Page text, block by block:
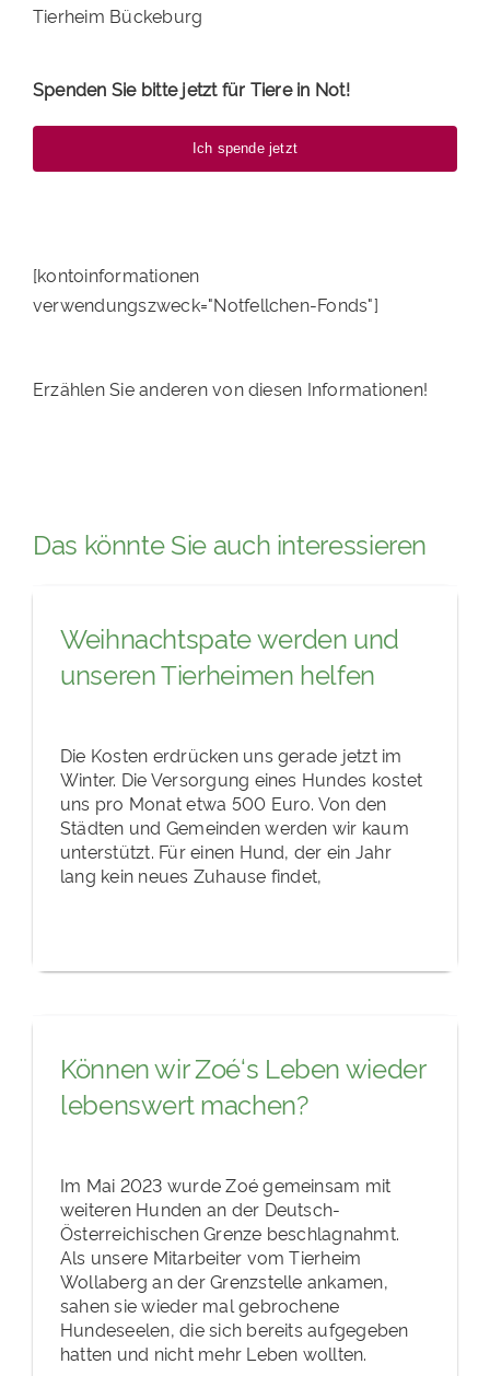
Tierheim Bückeburg
Spenden Sie bitte jetzt für Tiere in Not!
Ich spende jetzt
[kontoinformationen
verwendungszweck="Notfellchen-Fonds"]
Erzählen Sie anderen von diesen Informationen!
Das könnte Sie auch interessieren
Weihnachtspate werden und
unseren Tierheimen helfen
Die Kosten erdrücken uns gerade jetzt im
Winter. Die Versorgung eines Hundes kostet
uns pro Monat etwa 500 Euro. Von den
Städten und Gemeinden werden wir kaum
unterstützt. Für einen Hund, der ein Jahr
lang kein neues Zuhause findet,
Können wir Zoé‘s Leben wieder
lebenswert machen?
Im Mai 2023 wurde Zoé gemeinsam mit
weiteren Hunden an der Deutsch-
Österreichischen Grenze beschlagnahmt.
Als unsere Mitarbeiter vom Tierheim
Wollaberg an der Grenzstelle ankamen,
sahen sie wieder mal gebrochene
Hundeseelen, die sich bereits aufgegeben
hatten und nicht mehr Leben wollten.